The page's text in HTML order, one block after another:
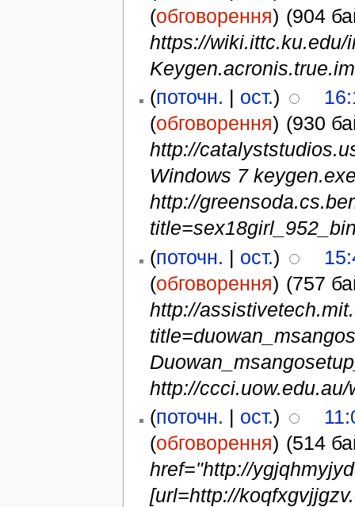
(обговорення) (904
https://wiki.ittc.ku.edu/
(поточн. | ост.)
(обговорення) (930
http://
Windows 7
http://
(поточн. | ост.)
(обговорення) (757
http://
http://
(поточн. | ост.)
(обговорення) (514
href="http://
[url=http://